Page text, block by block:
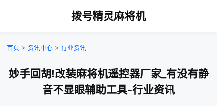
拨号精灵麻将机
首页 > 资讯中心 > 行业资讯
妙手回胡!改装麻将机遥控器厂家_有没有静
音不显眼辅助工具-行业资讯